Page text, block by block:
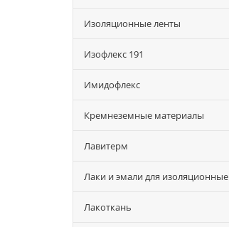
Изоляционные ленты
Изофлекс 191
Имидофлекс
Кремнеземные материалы
Лавитерм
Лаки и эмали для изоляционные
Лакоткань